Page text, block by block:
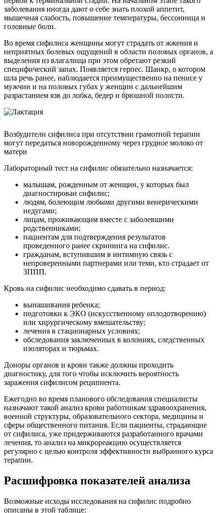
заболевания иногда дают о себе знать плохой аппетит,
мышечная слабость, повышение температуры, бессонница и
головные боли.
Во время сифилиса женщины могут страдать от жжения и
неприятных болевых ощущений в области половых органов, а
выделения из влагалища при этом обретают резкий
специфический запах. Появляется герпес. Шанкр, о котором
шла речь ранее, наблюдается преимущественно на пенисе у
мужчин и на половых губах у женщин с дальнейшим
разрастанием язв до лобка, бедер и брюшной полости.
Возбудители сифилиса при отсутствии грамотной терапии
могут передаться новорожденному через грудное молоко от
матери
Лабораторный тест на сифилис обязательно назначается:
малышам, рожденным от женщин, у которых был
диагностирован сифилис;
людям, болеющим любыми другими венерическими
недугами;
лицам, проживающим вместе с заболевшими
родственниками;
пациентам для подтверждения результатов
проведенного ранее скрининга на сифилис.
гражданам, вступившим в интимную связь с
непроверенными партнерами или теми, кто страдает от
ЗППП.
Кровь на сифилис необходимо сдавать в период:
вынашивания ребенка;
подготовки к ЭКО (искусственному оплодотворению)
или хирургическому вмешательству;
лечения в стационарных условиях;
обследования заключенных в колониях, следственных
изоляторах и тюрьмах.
Доноры органов и крови также должны проходить
диагностику, для того чтобы исключить вероятность
заражения сифилисом реципиента.
Ежегодно во время планового обследования специалисты
назначают такой анализ крови работникам здравоохранения,
военной структуры, образовательного сектора, медицины и
сферы общественного питания. Если пациенты, страдающие
от сифилиса, уже придерживаются разработанного врачами
лечения, то анализ на микрореакцию осуществляется
регулярно с целью контроля эффективности выбранного курса
терапии.
Расшифровка показателей анализа
Возможные исходы исследования на сифилис подробно
описаны в этой таблице: